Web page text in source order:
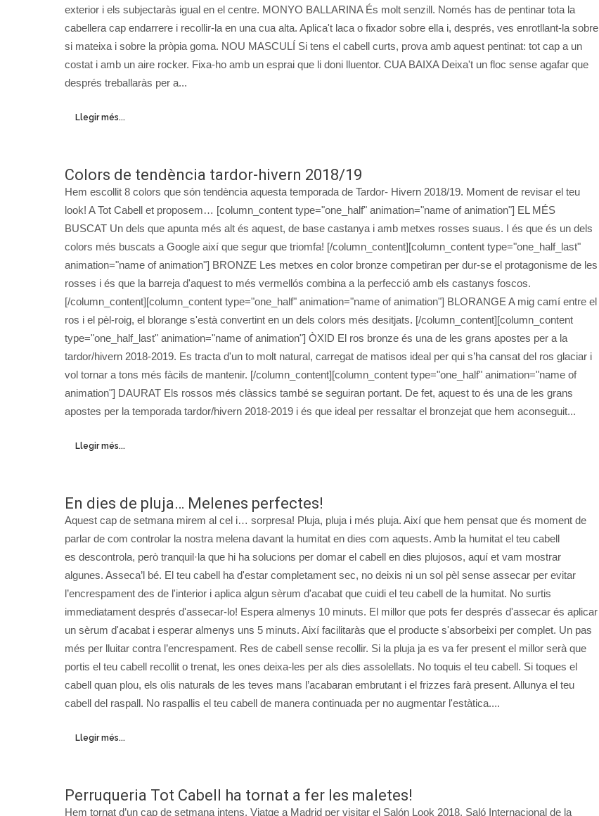
exterior i els subjectaràs igual en el centre. MONYO BALLARINA És molt senzill. Només has de pentinar tota la
cabellera cap endarrere i recollir-la en una cua alta. Aplica't laca o fixador sobre ella i, després, ves enrotllant-la sobre
si mateixa i sobre la pròpia goma. NOU MASCULÍ Si tens el cabell curts, prova amb aquest pentinat: tot cap a un
costat i amb un aire rocker. Fixa-ho amb un esprai que li doni lluentor. CUA BAIXA Deixa't un floc sense agafar que
després treballaràs per a...
Llegir més...
Colors de tendència tardor-hivern 2018/19
Hem escollit 8 colors que són tendència aquesta temporada de Tardor- Hivern 2018/19. Moment de revisar el teu
look! A Tot Cabell et proposem… [column_content type="one_half" animation="name of animation"] EL MÉS
BUSCAT Un dels que apunta més alt és aquest, de base castanya i amb metxes rosses suaus. I és que és un dels
colors més buscats a Google així que segur que triomfa! [/column_content][column_content type="one_half_last"
animation="name of animation"] BRONZE Les metxes en color bronze competiran per dur-se el protagonisme de les
rosses i és que la barreja d'aquest to més vermellós combina a la perfecció amb els castanys foscos.
[/column_content][column_content type="one_half" animation="name of animation"] BLORANGE A mig camí entre el
ros i el pèl-roig, el blorange s'està convertint en un dels colors més desitjats. [/column_content][column_content
type="one_half_last" animation="name of animation"] ÒXID El ros bronze és una de les grans apostes per a la
tardor/hivern 2018-2019. Es tracta d'un to molt natural, carregat de matisos ideal per qui s’ha cansat del ros glaciar i
vol tornar a tons més fàcils de mantenir. [/column_content][column_content type="one_half" animation="name of
animation"] DAURAT Els rossos més clàssics també se seguiran portant. De fet, aquest to és una de les grans
apostes per la temporada tardor/hivern 2018-2019 i és que ideal per ressaltar el bronzejat que hem aconseguit...
Llegir més...
En dies de pluja… Melenes perfectes!
Aquest cap de setmana mirem al cel i… sorpresa! Pluja, pluja i més pluja. Així que hem pensat que és moment de
parlar de com controlar la nostra melena davant la humitat en dies com aquests. Amb la humitat el teu cabell
es descontrola, però tranquil·la que hi ha solucions per domar el cabell en dies plujosos, aquí et vam mostrar
algunes. Asseca’l bé. El teu cabell ha d'estar completament sec, no deixis ni un sol pèl sense assecar per evitar
l’encrespament des de l'interior i aplica algun sèrum d'acabat que cuidi el teu cabell de la humitat. No surtis
immediatament després d'assecar-lo! Espera almenys 10 minuts. El millor que pots fer després d'assecar és aplicar
un sèrum d'acabat i esperar almenys uns 5 minuts. Així facilitaràs que el producte s'absorbeixi per complet. Un pas
més per lluitar contra l’encrespament. Res de cabell sense recollir. Si la pluja ja es va fer present el millor serà que
portis el teu cabell recollit o trenat, les ones deixa-les per als dies assolellats. No toquis el teu cabell. Si toques el
cabell quan plou, els olis naturals de les teves mans l’acabaran embrutant i el frizzes farà present. Allunya el teu
cabell del raspall. No raspallis el teu cabell de manera continuada per no augmentar l'estàtica....
Llegir més...
Perruqueria Tot Cabell ha tornat a fer les maletes!
Hem tornat d’un cap de setmana intens. Viatge a Madrid per visitar el Salón Look 2018, Saló Internacional de la